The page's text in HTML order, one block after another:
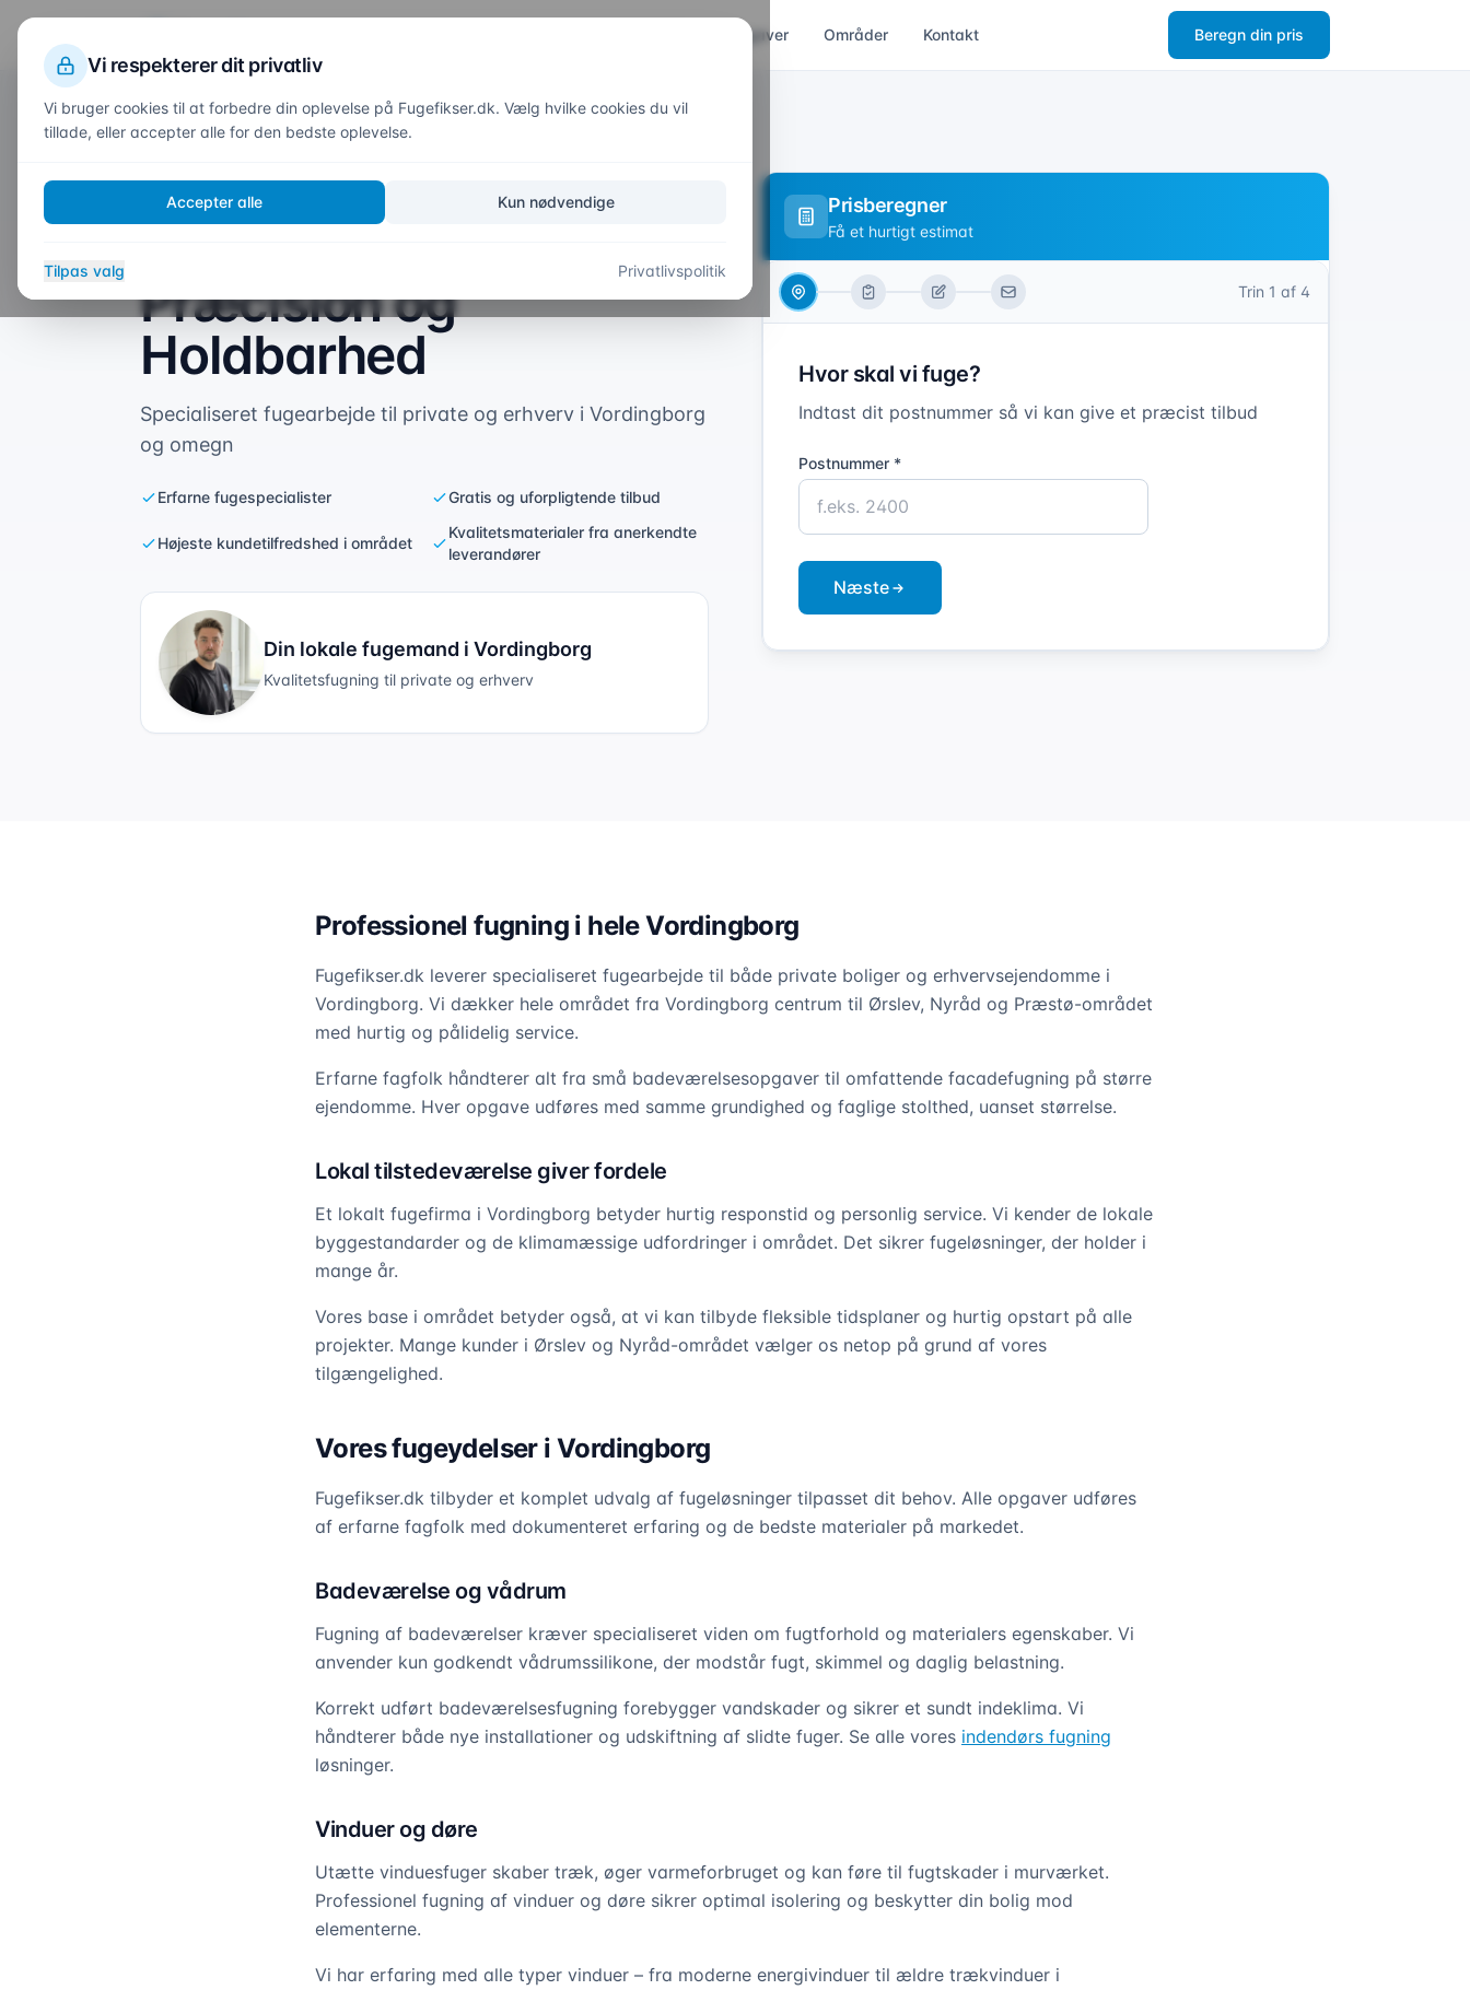
Opgaver Områder Kontakt Beregn din pris
Forside/ Områder/Vordingborg
Fugefirma i
Vordingborg – Kvalitet,
Præcision og
Holdbarhed
Specialiseret fugearbejde til private og erhverv i Vordingborg
og omegn
Erfarne fugespecialister Gratis og uforpligtende tilbud
Højeste kundetilfredshed i området
Kvalitetsmaterialer fra anerkendte
leverandører
Din lokale fugemand i Vordingborg
Kvalitetsfugning til private og erhverv
Prisberegner
Få et hurtigt estimat
Trin 1 af 4
Hvor skal vi fuge?
Indtast dit postnummer så vi kan give et præcist tilbud
Postnummer *
Næste
Professionel fugning i hele Vordingborg
Fugefikser.dk leverer specialiseret fugearbejde til både private boliger og erhvervsejendomme i
Vordingborg. Vi dækker hele området fra Vordingborg centrum til Ørslev, Nyråd og Præstø-området
med hurtig og pålidelig service.
Erfarne fagfolk håndterer alt fra små badeværelsesopgaver til omfattende facadefugning på større
ejendomme. Hver opgave udføres med samme grundighed og faglige stolthed, uanset størrelse.
Lokal tilstedeværelse giver fordele
Et lokalt fugefirma i Vordingborg betyder hurtig responstid og personlig service. Vi kender de lokale
byggestandarder og de klimamæssige udfordringer i området. Det sikrer fugeløsninger, der holder i
mange år.
Vores base i området betyder også, at vi kan tilbyde fleksible tidsplaner og hurtig opstart på alle
projekter. Mange kunder i Ørslev og Nyråd-området vælger os netop på grund af vores
tilgængelighed.
Vores fugeydelser i Vordingborg
Fugefikser.dk tilbyder et komplet udvalg af fugeløsninger tilpasset dit behov. Alle opgaver udføres
af erfarne fagfolk med dokumenteret erfaring og de bedste materialer på markedet.
Badeværelse og vådrum
Fugning af badeværelser kræver specialiseret viden om fugtforhold og materialers egenskaber. Vi
anvender kun godkendt vådrumssilikone, der modstår fugt, skimmel og daglig belastning.
Korrekt udført badeværelsesfugning forebygger vandskader og sikrer et sundt indeklima. Vi
håndterer både nye installationer og udskiftning af slidte fuger. Se alle vores indendørs fugning
løsninger.
Vinduer og døre
Utætte vinduesfuger skaber træk, øger varmeforbruget og kan føre til fugtskader i murværket.
Professionel fugning af vinduer og døre sikrer optimal isolering og beskytter din bolig mod
elementerne.
Vi har erfaring med alle typer vinduer – fra moderne energivinduer til ældre trækvinduer i
Vi respekterer dit privatliv
Vi bruger cookies til at forbedre din oplevelse på Fugefikser.dk. Vælg hvilke cookies du vil
tillade, eller accepter alle for den bedste oplevelse.
Accepter alle Kun nødvendige
Tilpas valg Privatlivspolitik